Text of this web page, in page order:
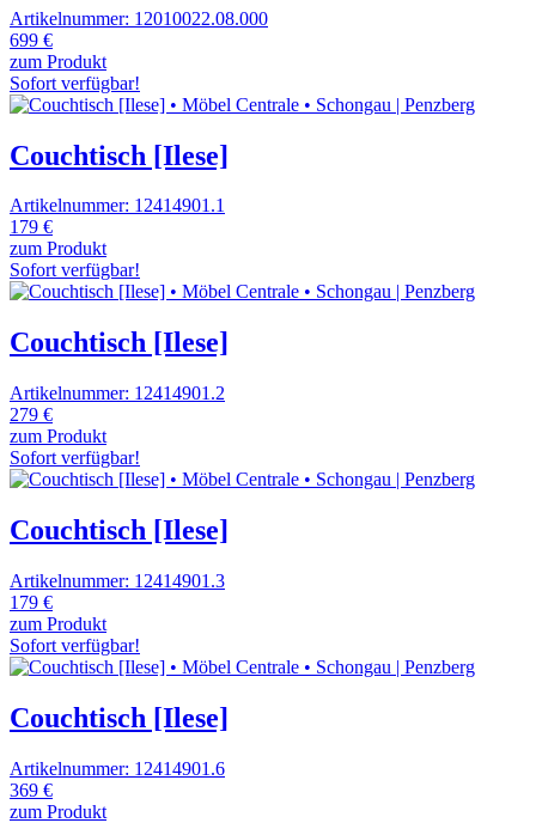
Artikelnummer: 12010022.08.000
699 €
zum Produkt
Sofort verfügbar!
Couchtisch [Ilese]
Artikelnummer: 12414901.1
179 €
zum Produkt
Sofort verfügbar!
Couchtisch [Ilese]
Artikelnummer: 12414901.2
279 €
zum Produkt
Sofort verfügbar!
Couchtisch [Ilese]
Artikelnummer: 12414901.3
179 €
zum Produkt
Sofort verfügbar!
Couchtisch [Ilese]
Artikelnummer: 12414901.6
369 €
zum Produkt